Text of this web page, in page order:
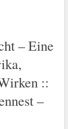
– Eine
::
–